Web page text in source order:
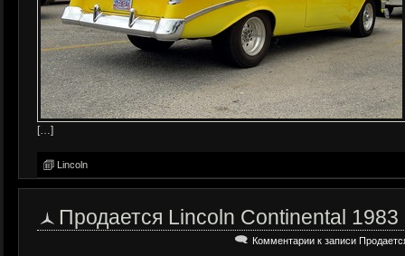
[…]
Lincoln
Продается Lincoln Continental 1983
Комментарии к записи